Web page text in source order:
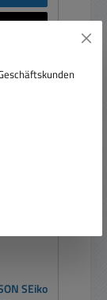
SEiko